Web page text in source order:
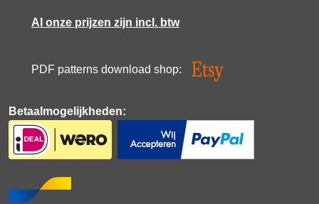
Al onze prijzen zijn incl. btw
PDF patterns download shop:
Betaalmogelijkheden: